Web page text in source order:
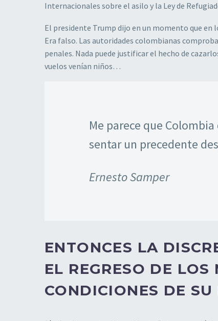
Internacionales sobre el asilo y la Ley de
El presidente Trump dijo en un momento que
Era falso. Las autoridades colombianas
penales. Nada puede justificar el hecho de
vuelos venían niños…
Me parece que
sentar un precedente
Ernesto Samper
ENTONCES LA
EL REGRESO DE
CONDICIONES DE SU